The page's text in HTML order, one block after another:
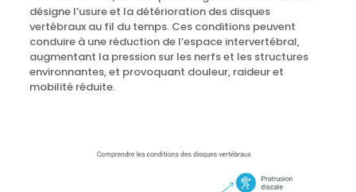
désigne l’usure et la détérioration des disques
vertébraux au fil du temps. Ces conditions peuvent
conduire à une réduction de l’espace intervertébral,
augmentant la pression sur les nerfs et les structures
environnantes, et provoquant douleur, raideur et
mobilité réduite.